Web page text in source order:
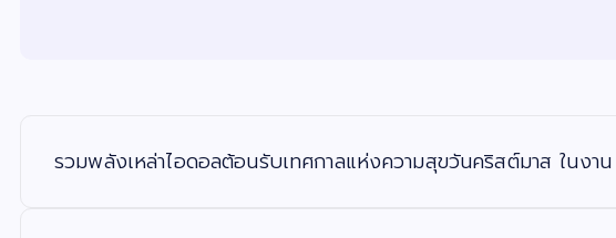
รวมพลังเหล่าไอดอลต้อนรับเทศกาลแห่งความสุขวันคริสต์มาส ในงา